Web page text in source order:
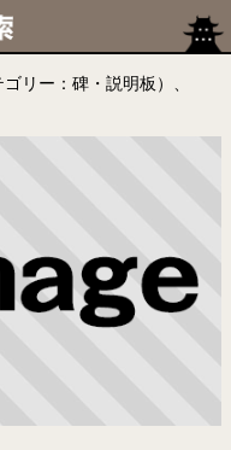
リー：碑・説明板）、